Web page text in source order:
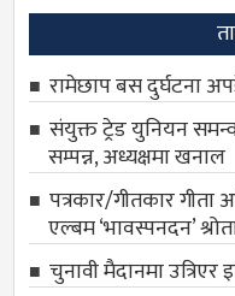
रामेछाप बस दुर्घटना
संयुक्त ट्रेड युनियन
सम्पन्न, अध्यक्षमा खनाल
पत्रकार/गीतकार गीता
एल्बम ‘भावस्पनदन’
चुनावी मैदानमा